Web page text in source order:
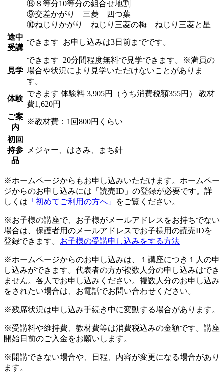
⑧８等分10等分の組合せ地割
⑨交差かがり 三菱 四つ葉
⑩ねじりかがり ねじり三菱の梅 ねじり三菱と星
途中
受講
できます お申し込みは3日前までです。
見学
できます 20分間程度無料で見学できます。※満員の
場合や状況により見学いただけないことがありま
す。
体験
できます 体験料 3,905円（うち消費税額355円） 教材
費1,620円
ご案
内
※教材費：1回800円くらい
初回
持参
品
メジャー、はさみ、まち針
※ホームページからもお申し込みいただけます。ホームペー
ジからのお申し込みには「読売ID」の登録が必要です。詳
しくは 「初めてご利用の方へ」 をご覧ください。
※お子様の講座で、お子様がメールアドレスをお持ちでない
場合は、保護者用のメールアドレスでお子様用の読売IDを
登録できます。 お子様の受講申し込みをする方法
※ホームページからのお申し込みは、１講座につき１人の申
し込みができます。代表者の方が複数人分の申し込みはでき
ません。各人でお申し込みください。複数人分のお申し込み
をされたい場合は、お電話でお問い合わせください。
※残席状況は申し込み手続き中に変動する場合があります。
※受講料や維持費、教材費等は消費税込みの金額です。講座
開始日前のご入金をお願いします。
※開講できない場合や、日程、内容が変更になる場合があり
ます。